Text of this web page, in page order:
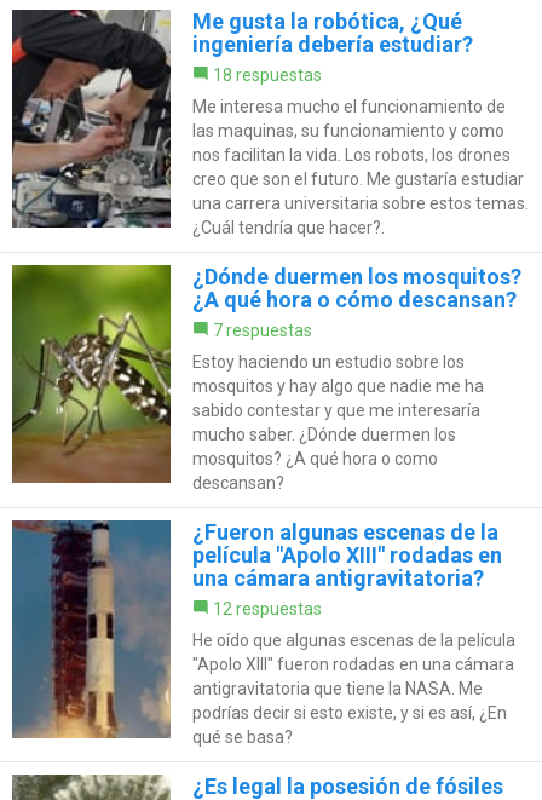
Me gusta la robótica, ¿Qué
ingeniería debería estudiar?
18 respuestas
Me interesa mucho el funcionamiento de
las maquinas, su funcionamiento y como
nos facilitan la vida. Los robots, los drones
creo que son el futuro. Me gustaría estudiar
una carrera universitaria sobre estos temas.
¿Cuál tendría que hacer?.
¿Dónde duermen los mosquitos?
¿A qué hora o cómo descansan?
7 respuestas
Estoy haciendo un estudio sobre los
mosquitos y hay algo que nadie me ha
sabido contestar y que me interesaría
mucho saber. ¿Dónde duermen los
mosquitos? ¿A qué hora o como
descansan?
¿Fueron algunas escenas de la
película "Apolo XIII" rodadas en
una cámara antigravitatoria?
12 respuestas
He oído que algunas escenas de la película
"Apolo XIII" fueron rodadas en una cámara
antigravitatoria que tiene la NASA. Me
podrías decir si esto existe, y si es así, ¿En
qué se basa?
¿Es legal la posesión de fósiles